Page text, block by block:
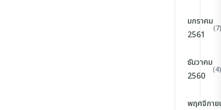
มกราคม
2561
(7)
ธันวาคม
2560
(4)
พฤศจิกาย